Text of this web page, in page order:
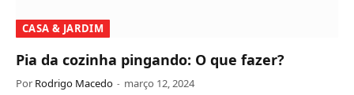
CASA & JARDIM
Pia da cozinha pingando: O que fazer?
Por Rodrigo Macedo março 12, 2024